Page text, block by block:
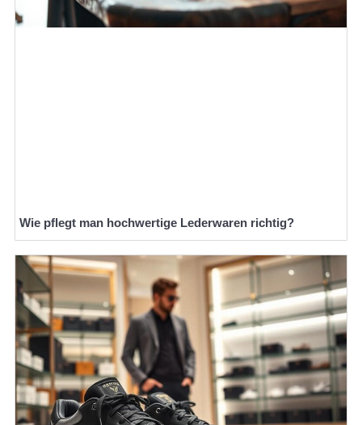
Wie pflegt man hochwertige Lederwaren richtig?